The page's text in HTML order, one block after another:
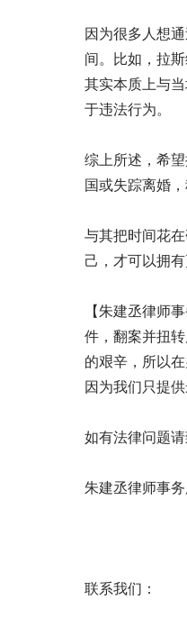
因为很多人想
间。比如，拉
其实本质上与
于违法行为。
综上所述，希
国或失踪离婚
与其把时间花
己，才可以拥有
【朱建丞律师
件，翻案并扭
的艰辛，所以
因为我们只提供
如有法律问题
朱建丞律师事务
联系我们：